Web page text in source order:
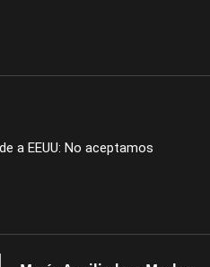
a EEUU: No aceptamos